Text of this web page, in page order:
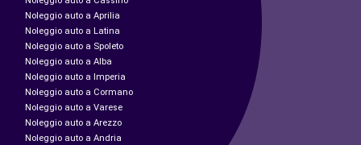
Noleggio auto a Aprilia
Noleggio auto a Latina
Noleggio auto a Spoleto
Noleggio auto a Alba
Noleggio auto a Imperia
Noleggio auto a Cormano
Noleggio auto a Varese
Noleggio auto a Arezzo
Noleggio auto a Andria